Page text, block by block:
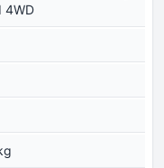
4WD